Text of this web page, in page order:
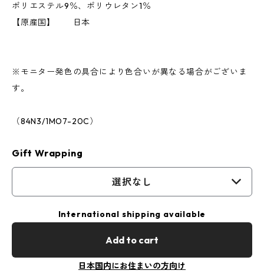
ポリエステル9％、ポリウレタン1％
【原産国】 日本
※モニター発色の具合により色合いが異なる場合がございま
す。
（84N3/1MO7-20C）
Gift Wrapping
選択なし
International shipping available
Add to cart
日本国内にお住まいの方向け